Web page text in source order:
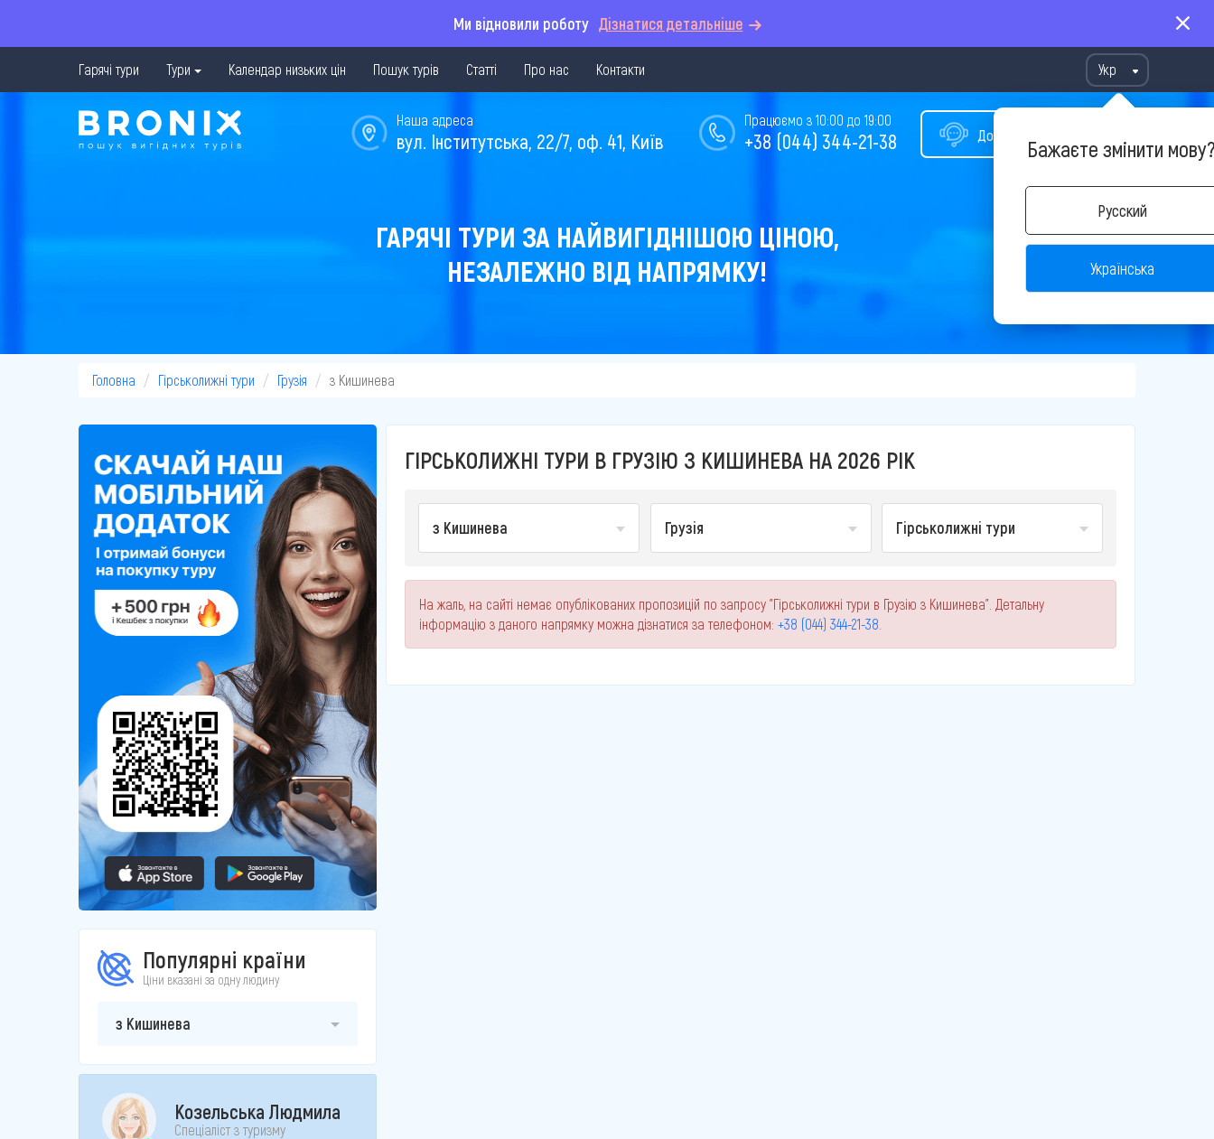
Ми відновили роботу Дізнатися детальніше
Гарячі тури Тури Календар низьких цін Пошук турів Статті Про нас Контакти Укр
Бажаєте змінити
Русский
Українська
Допомога у виборі туру
Працюємо з 10:00 до 19:00
+38 (044) 344-21-38
Наша адреса
вул. Інститутська, 22/7, оф. 41, Київ
ГАРЯЧІ ТУРИ ЗА НАЙВИГІДНІШОЮ ЦІНОЮ,
НЕЗАЛЕЖНО ВІД НАПРЯМКУ!
Головна Гірськолижні тури Грузія з Кишинева
Популярні країни
Ціни вказані за одну людину
з Кишинева
Козельська Людмила
Спеціаліст з туризму
ГІРСЬКОЛИЖНІ ТУРИ В ГРУЗІЮ З КИШИНЕВА НА 2026 РІК
з Кишинева Грузія Гірськолижні тури
На жаль, на сайті немає опублікованих пропозицій по запросу "Гірськолижні тури в Грузію з Кишинева". Детальну
інформацію з даного напрямку можна дізнатися за телефоном: +38 (044) 344-21-38